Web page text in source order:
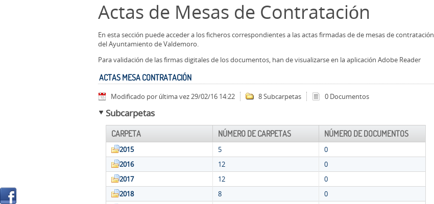
Actas de Mesas de Contratación
En esta sección puede acceder a los ficheros correspondientes a las actas firmadas de de mesas de contratación
del Ayuntamiento de Valdemoro.
Para validación de las firmas digitales de los documentos, han de visualizarse en la aplicación Adobe Reader
ACTAS MESA CONTRATACIÓN
Modificado por última vez 29/02/16 14:22 8 Subcarpetas 0 Documentos
Subcarpetas
CARPETA NÚMERO DE CARPETAS NÚMERO DE DOCUMENTOS
2015 5
0
2016
12
0
2017
12
0
2018
8
0